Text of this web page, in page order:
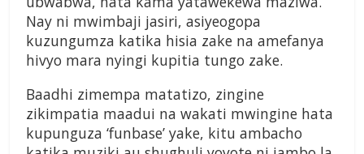
Nay ni mwimbaji jasiri, asiyeogopa
kuzungumza katika hisia zake na amefanya
hivyo mara nyingi kupitia tungo zake.
Baadhi zimempa matatizo, zingine
zikimpatia maadui na wakati mwingine hata
kupunguza ‘funbase’ yake, kitu ambacho